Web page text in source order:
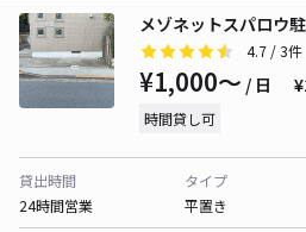
メゾネットスパロウ
4.7 / 3件
¥1,000〜 / 日
時間貸し可
貸出時間
24時間営業
タイプ
平置き